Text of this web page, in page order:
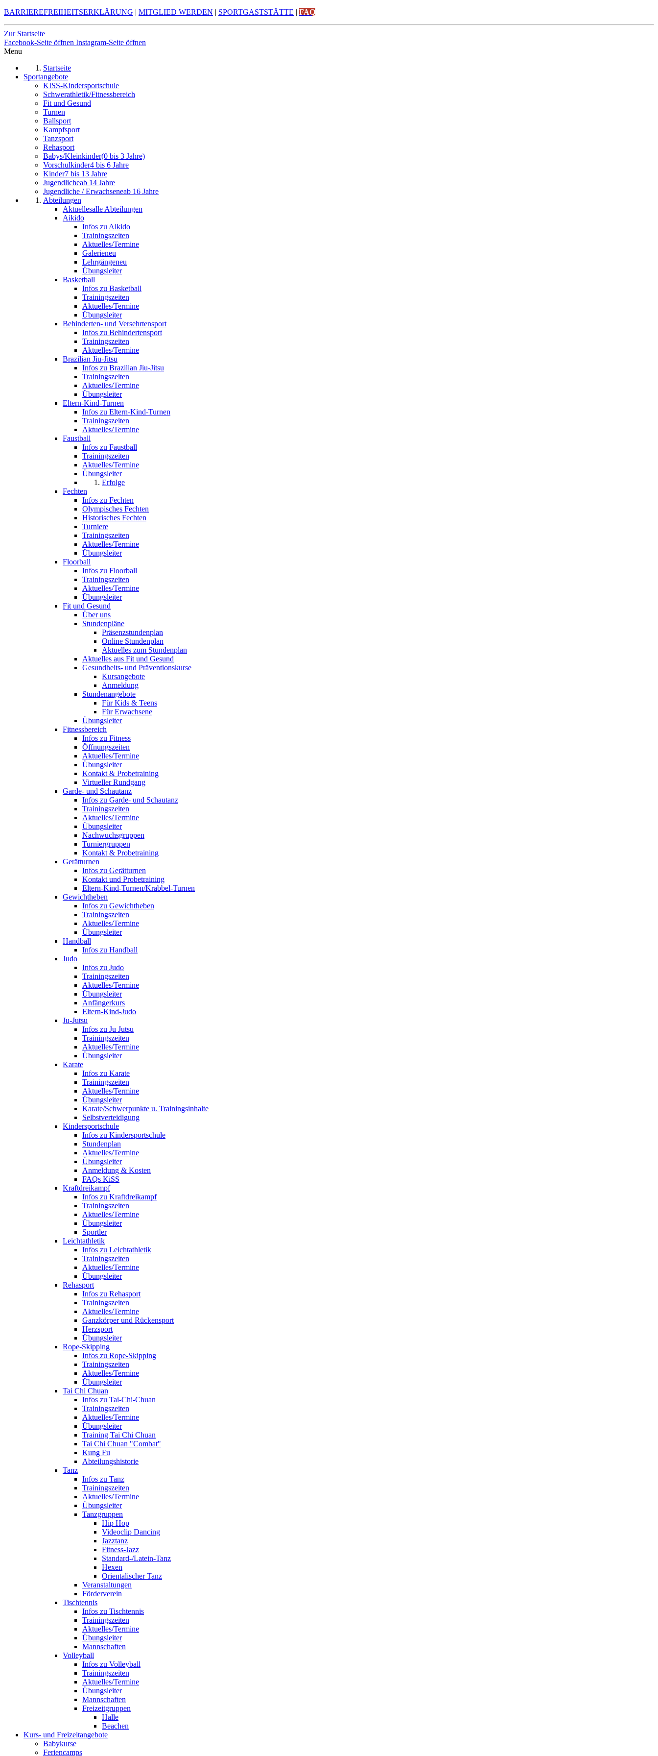
BARRIEREFREIHEITSERKLÄRUNG | MITGLIED WERDEN | SPORTGASTSTÄTTE | FAQ
Zur Startseite
Facebook-Seite öffnen Instagram-Seite öffnen
Menu
Startseite
Sportangebote
KISS-Kindersportschule
Schwerathletik/Fitnessbereich
Fit und Gesund
Turnen
Ballsport
Kampfsport
Tanzsport
Rehasport
Babys/Kleinkinder(0 bis 3 Jahre)
Vorschulkinder4 bis 6 Jahre
Kinder7 bis 13 Jahre
Jugendlicheab 14 Jahre
Jugendliche / Erwachseneab 16 Jahre
Abteilungen
Aktuellesalle Abteilungen
Aikido
Infos zu Aikido
Trainingszeiten
Aktuelles/Termine
Galerieneu
Lehrgängeneu
Übungsleiter
Basketball
Infos zu Basketball
Trainingszeiten
Aktuelles/Termine
Übungsleiter
Behinderten- und Versehrtensport
Infos zu Behindertensport
Trainingszeiten
Aktuelles/Termine
Brazilian Jiu-Jitsu
Infos zu Brazilian Jiu-Jitsu
Trainingszeiten
Aktuelles/Termine
Übungsleiter
Eltern-Kind-Turnen
Infos zu Eltern-Kind-Turnen
Trainingszeiten
Aktuelles/Termine
Faustball
Infos zu Faustball
Trainingszeiten
Aktuelles/Termine
Übungsleiter
Erfolge
Fechten
Infos zu Fechten
Olympisches Fechten
Historisches Fechten
Turniere
Trainingszeiten
Aktuelles/Termine
Übungsleiter
Floorball
Infos zu Floorball
Trainingszeiten
Aktuelles/Termine
Übungsleiter
Fit und Gesund
Über uns
Stundenpläne
Präsenzstundenplan
Online Stundenplan
Aktuelles zum Stundenplan
Aktuelles aus Fit und Gesund
Gesundheits- und Präventionskurse
Kursangebote
Anmeldung
Stundenangebote
Für Kids & Teens
Für Erwachsene
Übungsleiter
Fitnessbereich
Infos zu Fitness
Öffnungszeiten
Aktuelles/Termine
Übungsleiter
Kontakt & Probetraining
Virtueller Rundgang
Garde- und Schautanz
Infos zu Garde- und Schautanz
Trainingszeiten
Aktuelles/Termine
Übungsleiter
Nachwuchsgruppen
Turniergruppen
Kontakt & Probetraining
Gerätturnen
Infos zu Gerätturnen
Kontakt und Probetraining
Eltern-Kind-Turnen/Krabbel-Turnen
Gewichtheben
Infos zu Gewichtheben
Trainingszeiten
Aktuelles/Termine
Übungsleiter
Handball
Infos zu Handball
Judo
Infos zu Judo
Trainingszeiten
Aktuelles/Termine
Übungsleiter
Anfängerkurs
Eltern-Kind-Judo
Ju-Jutsu
Infos zu Ju Jutsu
Trainingszeiten
Aktuelles/Termine
Übungsleiter
Karate
Infos zu Karate
Trainingszeiten
Aktuelles/Termine
Übungsleiter
Karate/Schwerpunkte u. Trainingsinhalte
Selbstverteidigung
Kindersportschule
Infos zu Kindersportschule
Stundenplan
Aktuelles/Termine
Übungsleiter
Anmeldung & Kosten
FAQs KiSS
Kraftdreikampf
Infos zu Kraftdreikampf
Trainingszeiten
Aktuelles/Termine
Übungsleiter
Sportler
Leichtathletik
Infos zu Leichtathletik
Trainingszeiten
Aktuelles/Termine
Übungsleiter
Rehasport
Infos zu Rehasport
Trainingszeiten
Aktuelles/Termine
Ganzkörper und Rückensport
Herzsport
Übungsleiter
Rope-Skipping
Infos zu Rope-Skipping
Trainingszeiten
Aktuelles/Termine
Übungsleiter
Tai Chi Chuan
Infos zu Tai-Chi-Chuan
Trainingszeiten
Aktuelles/Termine
Übungsleiter
Training Tai Chi Chuan
Tai Chi Chuan "Combat"
Kung Fu
Abteilungshistorie
Tanz
Infos zu Tanz
Trainingszeiten
Aktuelles/Termine
Übungsleiter
Tanzgruppen
Hip Hop
Videoclip Dancing
Jazztanz
Fitness-Jazz
Standard-/Latein-Tanz
Hexen
Orientalischer Tanz
Veranstaltungen
Förderverein
Tischtennis
Infos zu Tischtennis
Trainingszeiten
Aktuelles/Termine
Übungsleiter
Mannschaften
Volleyball
Infos zu Volleyball
Trainingszeiten
Aktuelles/Termine
Übungsleiter
Mannschaften
Freizeitgruppen
Halle
Beachen
Kurs- und Freizeitangebote
Babykurse
Feriencamps